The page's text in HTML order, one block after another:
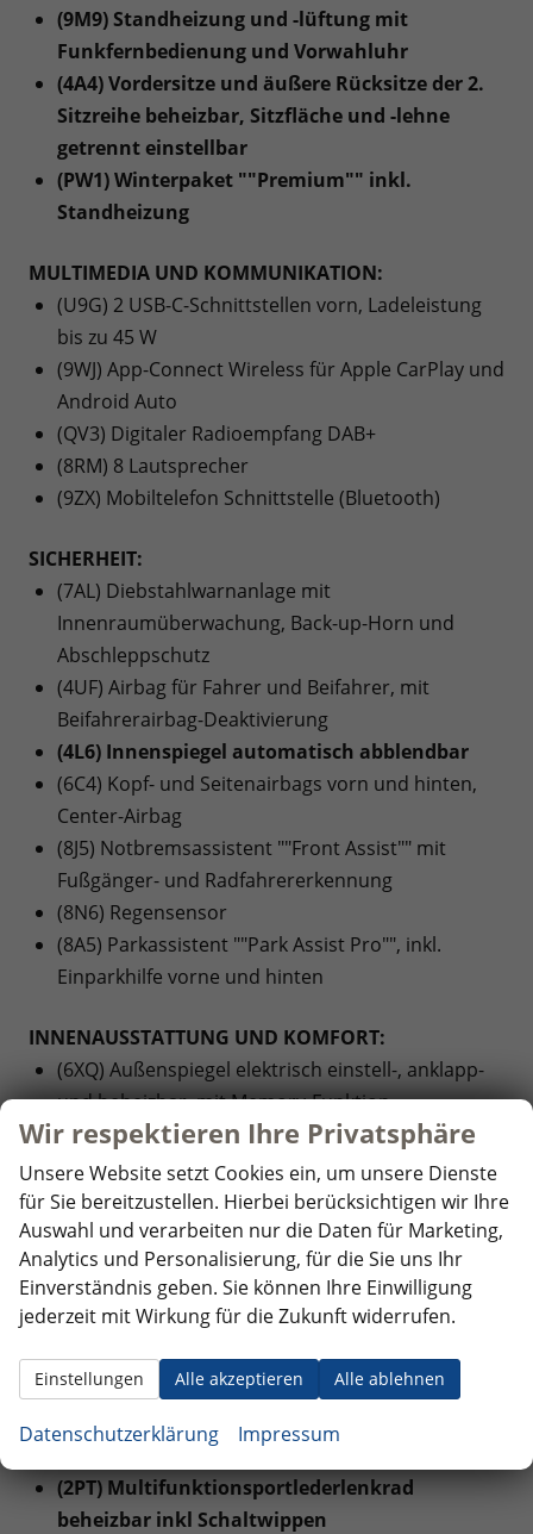
(9M9) Standheizung und -lüftung mit
Funkfernbedienung und Vorwahluhr
(4A4) Vordersitze und äußere Rücksitze der 2.
Sitzreihe beheizbar, Sitzfläche und -lehne
getrennt einstellbar
(PW1) Winterpaket ""Premium"" inkl.
Standheizung
MULTIMEDIA UND KOMMUNIKATION:
(U9G) 2 USB-C-Schnittstellen vorn, Ladeleistung
bis zu 45 W
(9WJ) App-Connect Wireless für Apple CarPlay und
Android Auto
(QV3) Digitaler Radioempfang DAB+
(8RM) 8 Lautsprecher
(9ZX) Mobiltelefon Schnittstelle (Bluetooth)
SICHERHEIT:
(7AL) Diebstahlwarnanlage mit
Innenraumüberwachung, Back-up-Horn und
Abschleppschutz
(4UF) Airbag für Fahrer und Beifahrer, mit
Beifahrerairbag-Deaktivierung
(4L6) Innenspiegel automatisch abblendbar
(6C4) Kopf- und Seitenairbags vorn und hinten,
Center-Airbag
(8J5) Notbremsassistent ""Front Assist"" mit
Fußgänger- und Radfahrererkennung
(8N6) Regensensor
(8A5) Parkassistent ""Park Assist Pro"", inkl.
Einparkhilfe vorne und hinten
INNENAUSSTATTUNG UND KOMFORT:
(6XQ) Außenspiegel elektrisch einstell-, anklapp-
und beheizbar, mit Memory-Funktion
(QQ9) Ambientebeleuchtung 30-farbig, in der
Instrumententafel sowie in den Türen,
Dekoreinlagen vorn durchleuchtet
(3A2) ISOFIX-Halteösen für Kindersitze auf den
äußeren Rücksitzen sowie auf dem Beifahrersitz,
i-Size-kompatibel
(4K6) Schlüsselloses Schließ- und Startsystem
""Keyless Access"", mit berührungsloser Ver- und
Entriegelung, SAFE-Verriegelung
(6E3) Mittelarmlehne vorne höhen und
längenverstellbar
(2PT) Multifunktionsportlederlenkrad
beheizbar inkl Schaltwippen
Wir respektieren Ihre Privatsphäre
Unsere Website setzt Cookies ein, um unsere Dienste
für Sie bereitzustellen. Hierbei berücksichtigen wir Ihre
Auswahl und verarbeiten nur die Daten für Marketing,
Analytics und Personalisierung, für die Sie uns Ihr
Einverständnis geben. Sie können Ihre Einwilligung
jederzeit mit Wirkung für die Zukunft widerrufen.
Alle akzeptieren Alle ablehnen
Einstellungen
Datenschutzerklärung Impressum